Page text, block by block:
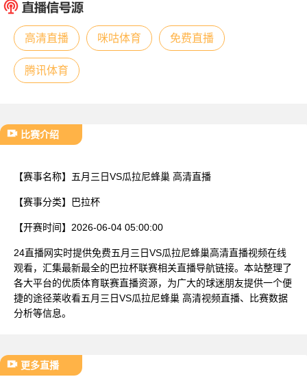
高清直播 咪咕体育 免费直播
腾讯体育
比赛介绍
【赛事名称】 五月三日VS瓜拉尼蜂巢 高清直播
【赛事分类】 巴拉杯
【开赛时间】 2026-06-04 05:00:00
24直播网实时提供免费五月三日VS瓜拉尼蜂巢高清直播视频在线
观看，汇集最新最全的巴拉杯联赛相关直播导航链接。本站整理了
各大平台的优质体育联赛直播资源，为广大的球迷朋友提供一个便
捷的途径莱收看五月三日VS瓜拉尼蜂巢 高清视频直播、比赛数据
分析等信息。
更多直播